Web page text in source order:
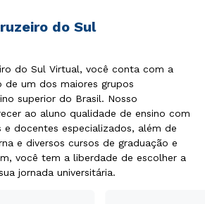
do Sul
do Sul Virtual, você conta com a
de um dos maiores grupos
superior do Brasil. Nosso
ao aluno qualidade de ensino com
e docentes especializados, além de
e diversos cursos de graduação e
você tem a liberdade de escolher a
jornada universitária.